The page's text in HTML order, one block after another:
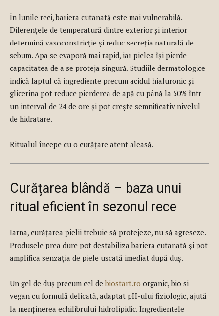
În lunile reci, bariera cutanată este mai vulnerabilă.
Diferențele de temperatură dintre exterior și interior
determină vasoconstricție și reduc secreția naturală de
sebum. Apa se evaporă mai rapid, iar pielea își pierde
capacitatea de a se proteja singură. Studiile dermatologice
indică faptul că ingrediente precum acidul hialuronic și
glicerina pot reduce pierderea de apă cu până la 50% într-
un interval de 24 de ore și pot crește semnificativ nivelul
de hidratare.
Ritualul începe cu o curățare atent aleasă.
Curățarea blândă – baza unui
ritual eficient în sezonul rece
Iarna, curățarea pielii trebuie să protejeze, nu să agreseze.
Produsele prea dure pot destabiliza bariera cutanată și pot
amplifica senzația de piele uscată imediat după duș.
Un gel de duș precum cel debiostart.ro organic, bio si
vegan cu formulă delicată, adaptat pH-ului fiziologic, ajută
la menținerea echilibrului hidrolipidic. Ingredientele